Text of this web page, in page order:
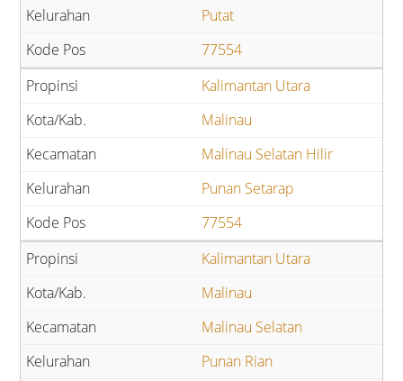
Putat
77554
Kalimantan Utara
Malinau
Malinau Selatan Hilir
Punan Setarap
77554
Kalimantan Utara
Malinau
Malinau Selatan
Punan Rian